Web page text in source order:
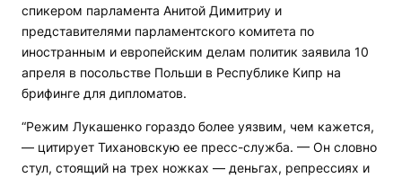
спикером парламента Анитой Димитриу и
представителями парламентского комитета по
иностранным и европейским делам политик заявила 10
апреля в посольстве Польши в Республике Кипр на
брифинге для дипломатов.
“Режим Лукашенко гораздо более уязвим, чем кажется,
— цитирует Тихановскую ее пресс-служба. — Он словно
стул, стоящий на трех ножках — деньгах, репрессиях и